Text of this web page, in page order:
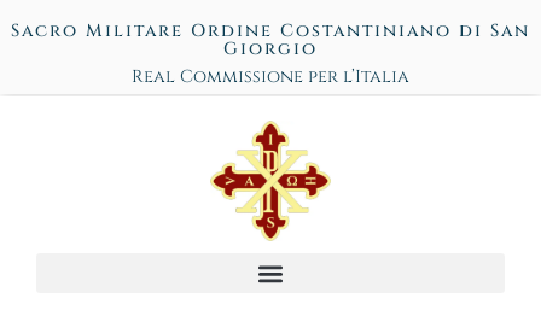
Sacro Militare Ordine Costantiniano di San
Giorgio
Real Commissione per l’Italia